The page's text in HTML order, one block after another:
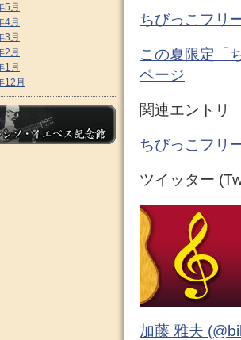
ちびっこフリ
この夏限定「
ページ
関連エントリ
ちびっこフリ
ツイッター
加藤 雅夫
5月
4月
3月
2月
1月
12月